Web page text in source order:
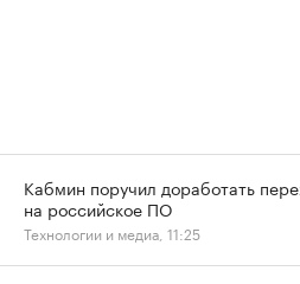
Кабмин поручил доработать
на российское ПО
Технологии и медиа, 11:25